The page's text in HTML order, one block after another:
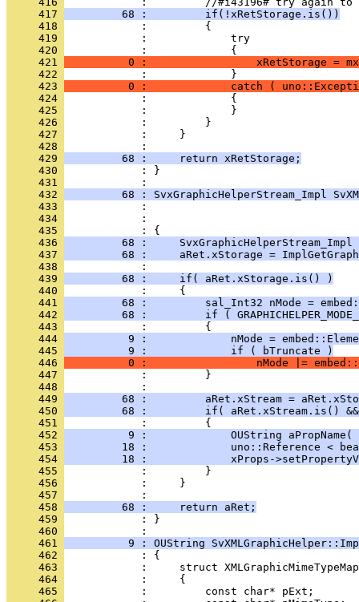
     417
         68 :         if(!xRetStorage.is())
     418
     419
     420
     421
0 :                 xRetStorage =
     422
     423
0 :             catch (
     424
     425
     426
     427
     428
     429
         68 :     return xRetStorage;
     430
            : }
     431
     432
68 : SvxGraphicHelperStream_Impl
     433
     434
     435
     436
68 :     SvxGraphicHelperStream_Impl
     437
68 :     aRet.xStorage =
     438
     439
         68 :     if( aRet.xStorage.is() )
     440
     441
68 :         sal_Int32 nMode =
     442
68 :         if (
     443
     444
9 :             nMode =
     445
          9 :             if ( bTruncate )
     446
0 :                 nMode |=
     447
     448
     449
68 :         aRet.xStream =
     450
68 :         if( aRet.xStream.is()
     451
     452
9 :             OUString
     453
18 :             uno::Reference <
     454
18 :             xProps-
     455
     456
     457
     458
         68 :     return aRet;
     459
            : }
     460
     461
9 : OUString
     462
     463
     464
     465